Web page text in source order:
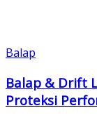
Balap
Balap & Drift
Proteksi